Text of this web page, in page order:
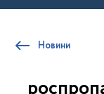
Новини